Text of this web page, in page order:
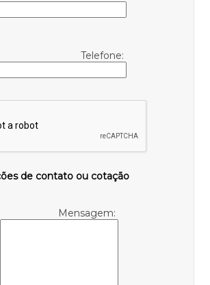
Telefone:
de contato ou cotação
Mensagem: